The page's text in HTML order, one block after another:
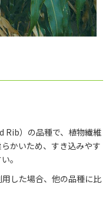
Rib）の品種で、植物繊維
かいため、すき込みやす
。
した場合、他の品種に比